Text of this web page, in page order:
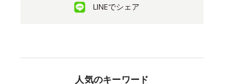
LINEでシェア
人気のキーワード